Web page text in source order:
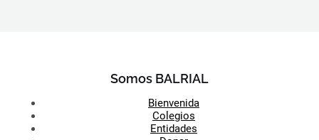
Somos BALRIAL
Bienvenida
Colegios
Entidades